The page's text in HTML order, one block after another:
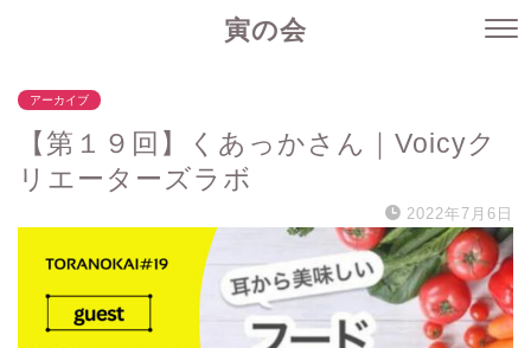
寅の会
アーカイブ
【第１９回】くあっかさん｜Voicyク
リエーターズラボ
2022年7月6日